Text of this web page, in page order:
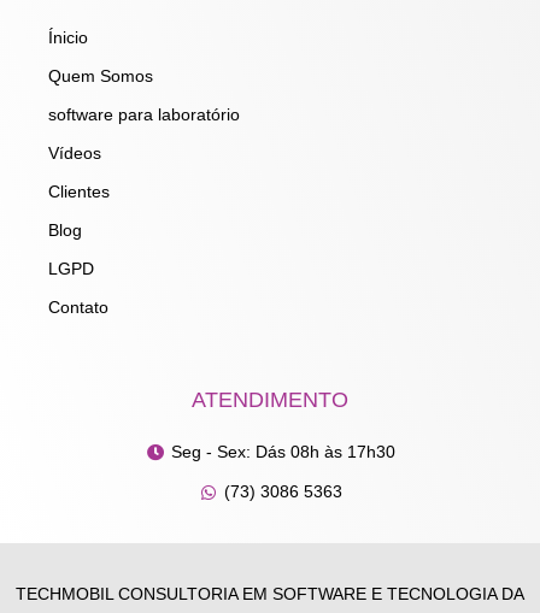
Ínicio
Quem Somos
software para laboratório
Vídeos
Clientes
Blog
LGPD
Contato
ATENDIMENTO
Seg - Sex: Dás 08h às 17h30
(73) 3086 5363
TECHMOBIL CONSULTORIA EM SOFTWARE E TECNOLOGIA DA